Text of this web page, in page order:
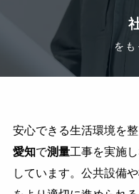
を
安心できる生活環境を
愛知で測量工事を実施
しています。公共設備